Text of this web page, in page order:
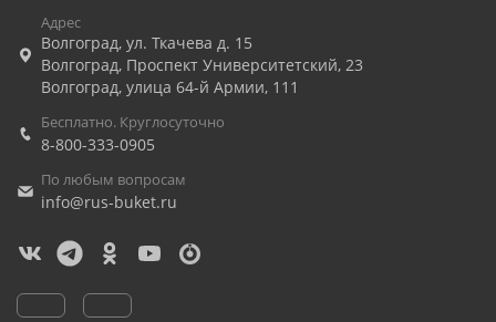
Адрес
Волгоград, ул. Ткачева д. 15
Волгоград, Проспект Университетский, 23
Волгоград, улица 64-й Армии, 111
Бесплатно. Круглосуточно
8-800-333-0905
По любым вопросам
info@rus-buket.ru